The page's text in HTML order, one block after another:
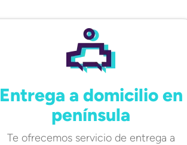
Entrega a domicilio en
península
Te ofrecemos servicio de entrega a